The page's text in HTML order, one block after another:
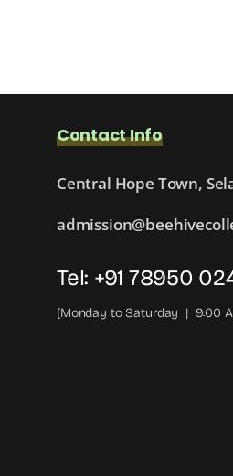
USA
Contact Info
Central Hope Town,
Tel: +91 78950
[Monday to Saturday | 9:00